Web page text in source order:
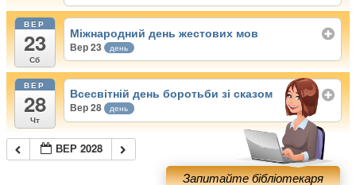
ВЕР
23
Сб
Міжнародний день жестових мов
Вер 23 день
ВЕР
28
Чт
Всесвітній день боротьби зі сказом
Вер 28 день
ВЕР 2028